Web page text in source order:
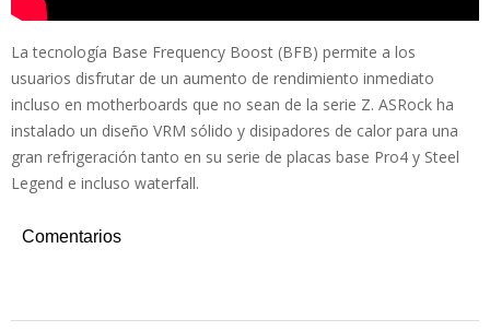
La tecnología Base Frequency Boost (BFB) permite a los
usuarios disfrutar de un aumento de rendimiento inmediato
incluso en motherboards que no sean de la serie Z. ASRock ha
instalado un diseño VRM sólido y disipadores de calor para una
gran refrigeración tanto en su serie de placas base Pro4 y Steel
Legend e incluso waterfall.
Comentarios